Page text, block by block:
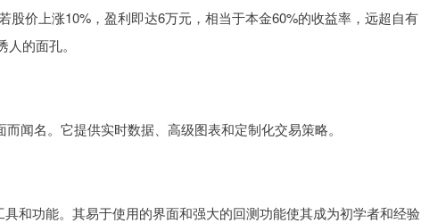
股价上涨10%，盈利即达6万元，相当于本金60%的收益率，远超自有
的面孔。
闻名。它提供实时数据、高级图表和定制化交易策略。
和功能。其易于使用的界面和强大的回测功能使其成为初学者和经验